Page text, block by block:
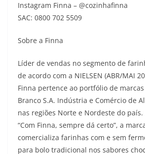
Instagram Finna – @cozinhafinna
SAC: 0800 702 5509
Sobre a Finna
Líder de vendas no segmento de
de acordo com a NIELSEN (ABR/MAI
Finna pertence ao portfólio de
Branco S.A. Indústria e Comércio de
nas regiões Norte e Nordeste do país.
“Com Finna, sempre dá certo”, a
comercializa farinhas com e sem
para bolo tradicional nos sabores